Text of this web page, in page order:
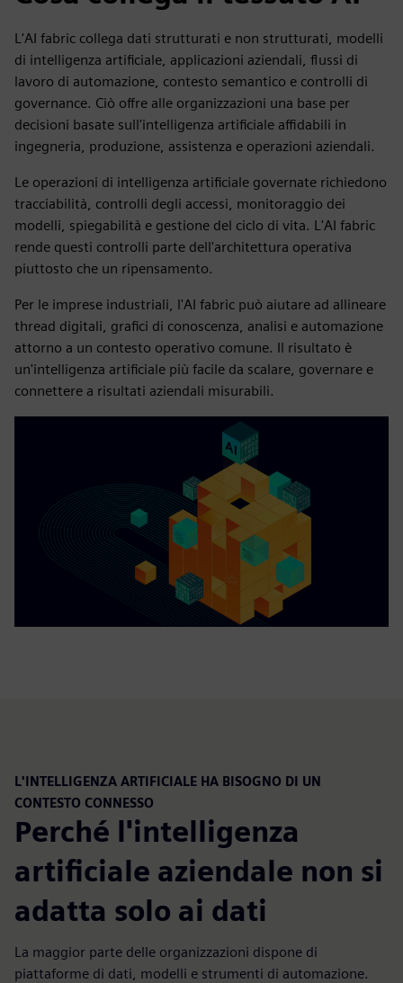
L'AI fabric collega dati strutturati e non strutturati, modelli
di intelligenza artificiale, applicazioni aziendali, flussi di
lavoro di automazione, contesto semantico e controlli di
governance. Ciò offre alle organizzazioni una base per
decisioni basate sull'intelligenza artificiale affidabili in
ingegneria, produzione, assistenza e operazioni aziendali.
Le operazioni di intelligenza artificiale governate richiedono
tracciabilità, controlli degli accessi, monitoraggio dei
modelli, spiegabilità e gestione del ciclo di vita. L'AI fabric
rende questi controlli parte dell'architettura operativa
piuttosto che un ripensamento.
Per le imprese industriali, l'AI fabric può aiutare ad allineare
thread digitali, grafici di conoscenza, analisi e automazione
attorno a un contesto operativo comune. Il risultato è
un'intelligenza artificiale più facile da scalare, governare e
connettere a risultati aziendali misurabili.
L'INTELLIGENZA ARTIFICIALE HA BISOGNO DI UN
CONTESTO CONNESSO
Perché l'intelligenza
artificiale aziendale non si
adatta solo ai dati
La maggior parte delle organizzazioni dispone di
piattaforme di dati, modelli e strumenti di automazione.